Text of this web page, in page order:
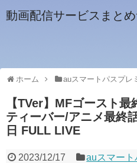
動画配信サービスまとめ
ホーム auスマートパスプレ
【TVer】MFゴースト
ティーバー/アニメ最終
日 FULL LIVE
2023/12/17 auスマート